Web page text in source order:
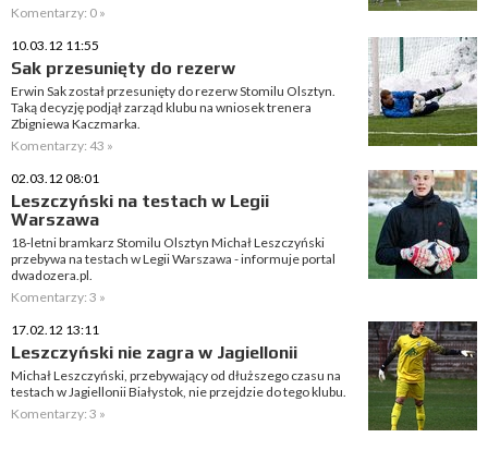
Komentarzy: 0 »
10.03.12 11:55
Sak przesunięty do rezerw
Erwin Sak został przesunięty do rezerw Stomilu Olsztyn.
Taką decyzję podjął zarząd klubu na wniosek trenera
Zbigniewa Kaczmarka.
Komentarzy: 43 »
02.03.12 08:01
Leszczyński na testach w Legii
Warszawa
18-letni bramkarz Stomilu Olsztyn Michał Leszczyński
przebywa na testach w Legii Warszawa - informuje portal
dwadozera.pl.
Komentarzy: 3 »
17.02.12 13:11
Leszczyński nie zagra w Jagiellonii
Michał Leszczyński, przebywający od dłuższego czasu na
testach w Jagiellonii Białystok, nie przejdzie do tego klubu.
Komentarzy: 3 »